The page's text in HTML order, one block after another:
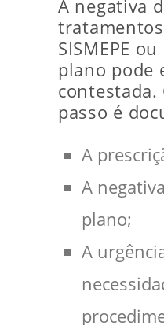
A negativa
SISMEPE
plano pode
passo é
A
A
plano;
A